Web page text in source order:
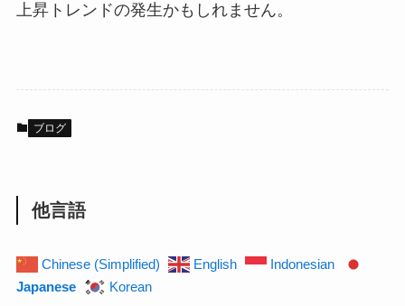
上昇トレンドの発生かもしれません。
ブログ
他言語
Chinese (Simplified) English
Indonesian
Japanese
Korean